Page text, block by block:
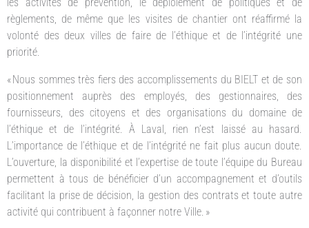
règlements, de même que les visites de chantier ont réaffirmé la
volonté des deux villes de faire de l’éthique et de l’intégrité une
priorité.
« Nous sommes très fiers des accomplissements du BIELT et de son
positionnement auprès des employés, des gestionnaires, des
fournisseurs, des citoyens et des organisations du domaine de
l’éthique et de l’intégrité. À Laval, rien n’est laissé au hasard.
L’importance de l’éthique et de l’intégrité ne fait plus aucun doute.
L’ouverture, la disponibilité et l’expertise de toute l’équipe du Bureau
permettent à tous de bénéficier d’un accompagnement et d’outils
facilitant la prise de décision, la gestion des contrats et toute autre
activité qui contribuent à façonner notre Ville. »